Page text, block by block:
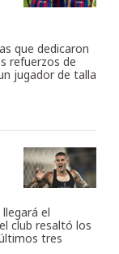
que dedicaron
refuerzos de
jugador de talla
el
club resaltó los
tres